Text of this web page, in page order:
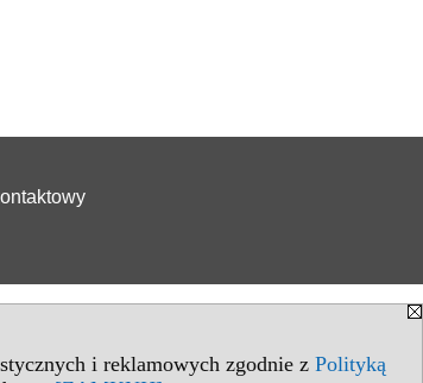
i reklamowych zgodnie z Polityką